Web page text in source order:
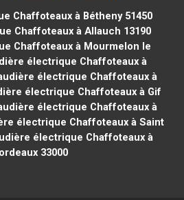
Chaffoteaux à Bétheny 51450
Chaffoteaux à Allauch 13190
Chaffoteaux à Mourmelon le
électrique Chaffoteaux à
électrique Chaffoteaux à
électrique Chaffoteaux à Gif
électrique Chaffoteaux à
électrique Chaffoteaux à Saint
électrique Chaffoteaux à
33000